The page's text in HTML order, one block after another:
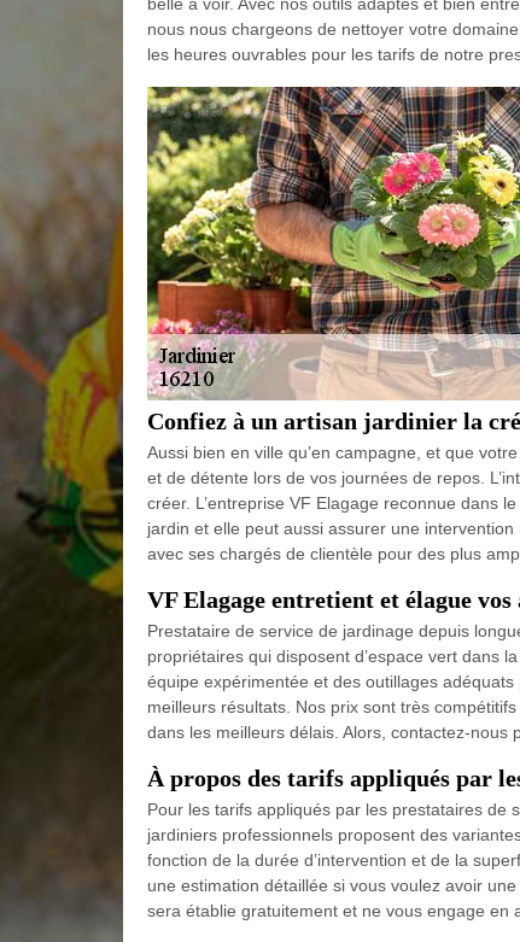
nous nous chargeons de nettoyer votre
les heures ouvrables pour les tarifs de notre
Confiez à un artisan jardinier la
Aussi bien en ville qu’en campagne, et que
et de détente lors de vos journées de repos.
créer. L’entreprise VF Elagage reconnue dans
jardin et elle peut aussi assurer une
avec ses chargés de clientèle pour des plus
VF Elagage entretient et élague
Prestataire de service de jardinage depuis
propriétaires qui disposent d’espace vert dans
équipe expérimentée et des outillages
meilleurs résultats. Nos prix sont très
dans les meilleurs délais. Alors, contactez-nous
À propos des tarifs appliqués par
Pour les tarifs appliqués par les prestataires de
jardiniers professionnels proposent des
fonction de la durée d’intervention et de la
une estimation détaillée si vous voulez avoir
sera établie gratuitement et ne vous engage en